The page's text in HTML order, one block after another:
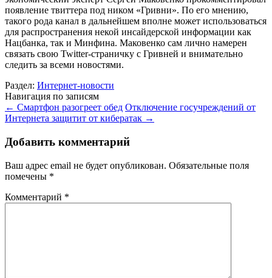
появление твиттера под ником «Гривни». По его мнению,
такого рода канал в дальнейшем вполне может использоваться
для распространения некой инсайдерской информации как
Нацбанка, так и Минфина. Маковенко сам лично намерен
связать свою Twitter-страничку с Гривней и внимательно
следить за всеми новостями.
Раздел: Интернет-новости
Навигация по записям
← Смартфон разогреет обед Отключение госучреждений от
Интернета защитит от кибератак →
Добавить комментарий
Ваш адрес email не будет опубликован. Обязательные поля
помечены *
Комментарий *